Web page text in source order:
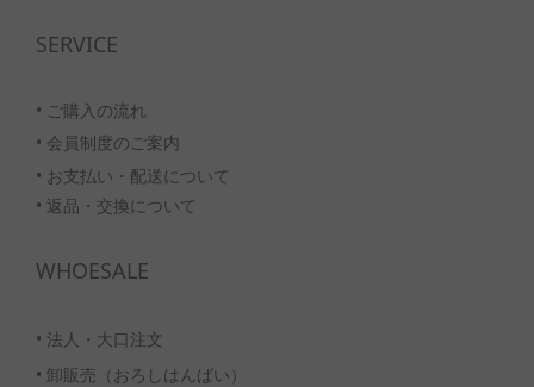
SERVICE
• ご購入の流れ
• 会員制度のご案内
• お支払い・配送について
• 返品・交換について
WHOESALE
• 法人・大口注文
• 卸販売（おろしはんばい）